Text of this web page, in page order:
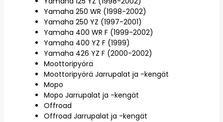
Yamaha 250 WR (1998-2002)
Yamaha 250 YZ (1997-2001)
Yamaha 400 WR F (1999-2002)
Yamaha 400 YZ F (1999)
Yamaha 426 YZ F (2000-2002)
Moottoripyörä
Moottoripyörä Jarrupalat ja -kengät
Mopo
Mopo Jarrupalat ja -kengät
Offroad
Offroad Jarrupalat ja -kengät